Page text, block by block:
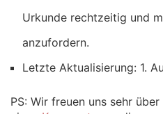
Urkunde rechtzeitig und
anzufordern.
Letzte Aktualisierung: 1.
PS: Wir freuen uns sehr